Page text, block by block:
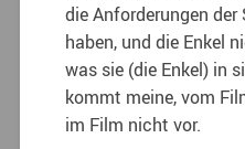
die Anforderungen der
haben, und die Enkel
was sie (die Enkel) in
kommt meine, vom
im Film nicht vor.